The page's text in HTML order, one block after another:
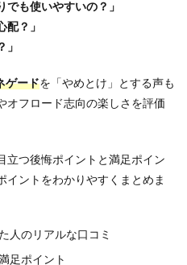
でも使いやすいの？」
配？」
」
ゲードを「やめとけ」とする声も
オフロード志向の楽しさを評価
立つ後悔ポイントと満足ポイン
イントをわかりやすくまとめま
人のリアルな口コミ
足ポイント